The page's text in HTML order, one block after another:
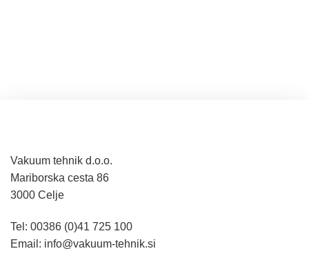
Vakuum tehnik d.o.o.
Mariborska cesta 86
3000 Celje
Tel: 00386 (0)41 725 100
Email: info@vakuum-tehnik.si